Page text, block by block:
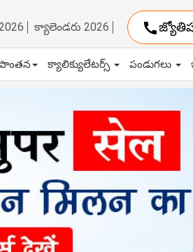
క్యాలెండరు 2026 call
క్యాలిక్యులేటర్స్ పండుగలు